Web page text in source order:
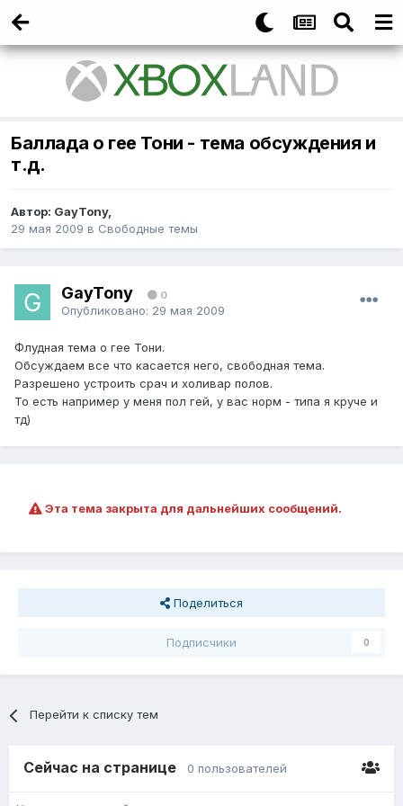
Баллада о гее Тони - тема обсуждения и
т.д.
Автор: GayTony,
29 мая 2009 в Свободные темы
GayTony 0
Опубликовано: 29 мая 2009
Флудная тема о гее Тони.
Обсуждаем все что касается него, свободная тема.
Разрешено устроить срач и холивар полов.
То есть например у меня пол гей, у вас норм - типа я круче и
тд)
Эта тема закрыта для дальнейших сообщений.
Поделиться
Подписчики 0
Перейти к списку тем
Сейчас на странице 0 пользователей